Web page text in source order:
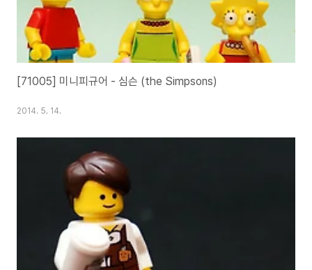
[71005] 미니피규어 - 심슨 (the Simpsons)
2014. 5. 14.